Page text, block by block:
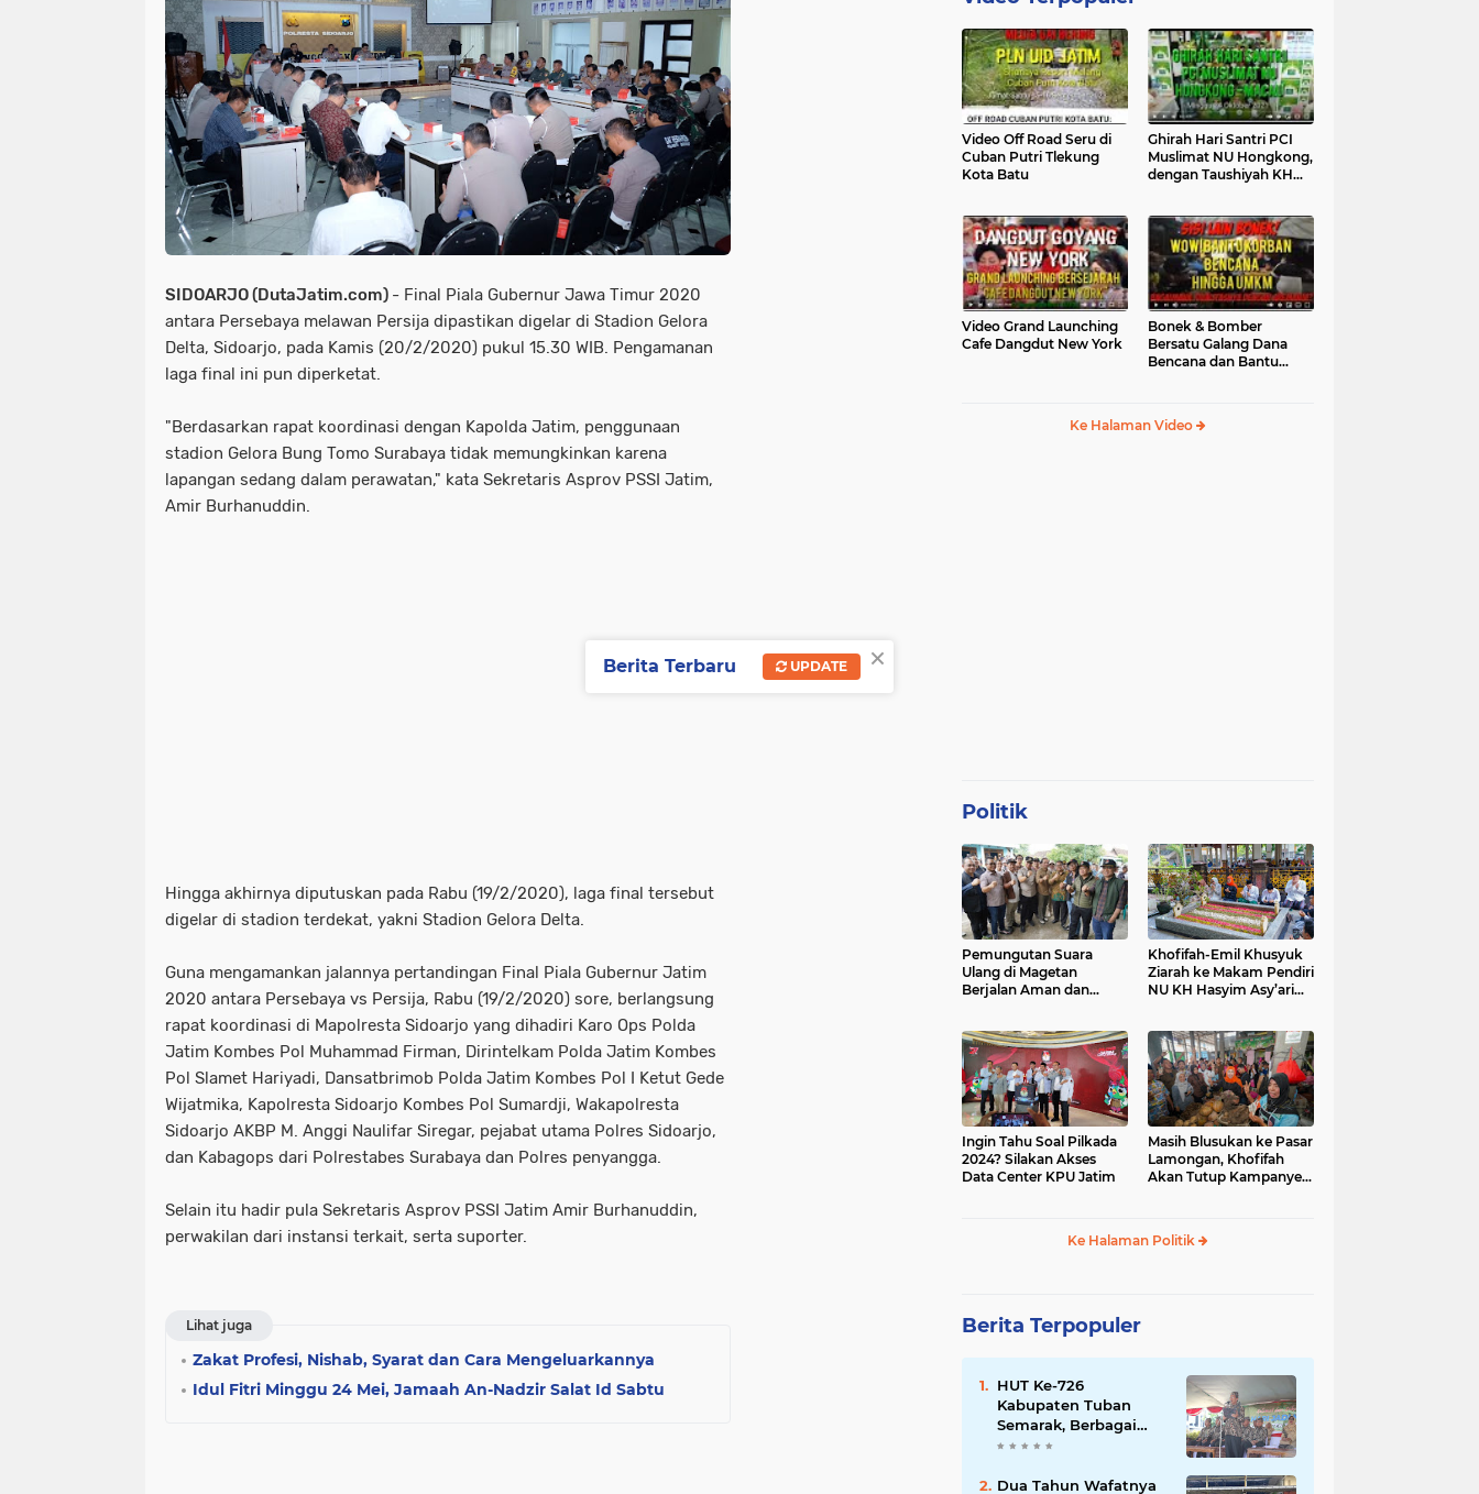
SIDOARJO (DutaJatim.com) - Final Piala Gubernur Jawa Timur 2020
antara Persebaya melawan Persija dipastikan digelar di Stadion Gelora
Delta, Sidoarjo, pada Kamis (20/2/2020) pukul 15.30 WIB. Pengamanan
laga final ini pun diperketat.
"Berdasarkan rapat koordinasi dengan Kapolda Jatim, penggunaan
stadion Gelora Bung Tomo Surabaya tidak memungkinkan karena
lapangan sedang dalam perawatan," kata Sekretaris Asprov PSSI Jatim,
Amir Burhanuddin.
Hingga akhirnya diputuskan pada Rabu (19/2/2020), laga final tersebut
digelar di stadion terdekat, yakni Stadion Gelora Delta.
Guna mengamankan jalannya pertandingan Final Piala Gubernur Jatim
2020 antara Persebaya vs Persija, Rabu (19/2/2020) sore, berlangsung
rapat koordinasi di Mapolresta Sidoarjo yang dihadiri Karo Ops Polda
Jatim Kombes Pol Muhammad Firman, Dirintelkam Polda Jatim Kombes
Pol Slamet Hariyadi, Dansatbrimob Polda Jatim Kombes Pol I Ketut Gede
Wijatmika, Kapolresta Sidoarjo Kombes Pol Sumardji, Wakapolresta
Sidoarjo AKBP M. Anggi Naulifar Siregar, pejabat utama Polres Sidoarjo,
dan Kabagops dari Polrestabes Surabaya dan Polres penyangga.
Selain itu hadir pula Sekretaris Asprov PSSI Jatim Amir Burhanuddin,
perwakilan dari instansi terkait, serta suporter.
Lihat juga
Zakat Profesi, Nishab, Syarat dan Cara Mengeluarkannya
Idul Fitri Minggu 24 Mei, Jamaah An-Nadzir Salat Id Sabtu
Video Off Road Seru di
Cuban Putri Tlekung
Kota Batu
Ghirah Hari Santri PCI
Muslimat NU Hongkong,
dengan Taushiyah KH
Video Grand Launching
Cafe Dangdut New York
Bonek & Bomber
Bersatu Galang Dana
Bencana dan Bantu
Ke Halaman Video
Politik
Pemungutan Suara
Ulang di Magetan
Berjalan Aman dan
Khofifah-Emil Khusyuk
Ziarah ke Makam Pendiri
NU KH Hasyim Asy’ari
Ingin Tahu Soal Pilkada
2024? Silakan Akses
Data Center KPU Jatim
Masih Blusukan ke Pasar
Lamongan, Khofifah
Akan Tutup Kampanye
Ke Halaman Politik
Berita Terpopuler
HUT Ke-726
Kabupaten Tuban
Semarak, Berbagai
Prestasinya Pun
Dua Tahun Wafatnya
×
Berita Terbaru UPDATE